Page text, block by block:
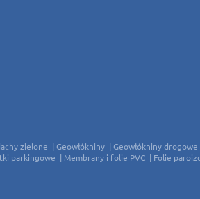
zielone Geowłókniny Geowłókniny drogowe
parkingowe Membrany i folie PVC Folie